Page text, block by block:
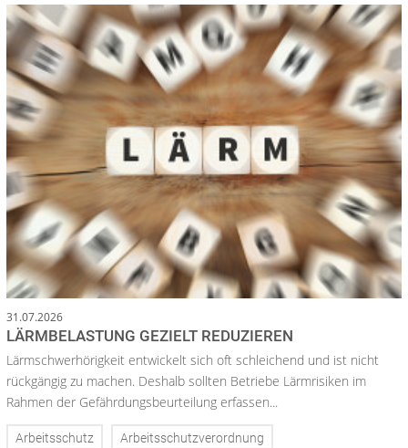
31.07.2026
LÄRMBELASTUNG GEZIELT REDUZIEREN
Lärmschwerhörigkeit entwickelt sich oft schleichend und ist nicht
rückgängig zu machen. Deshalb sollten Betriebe Lärmrisiken im
Rahmen der Gefährdungsbeurteilung erfassen...
Arbeitsschutz Arbeitsschutzverordnung